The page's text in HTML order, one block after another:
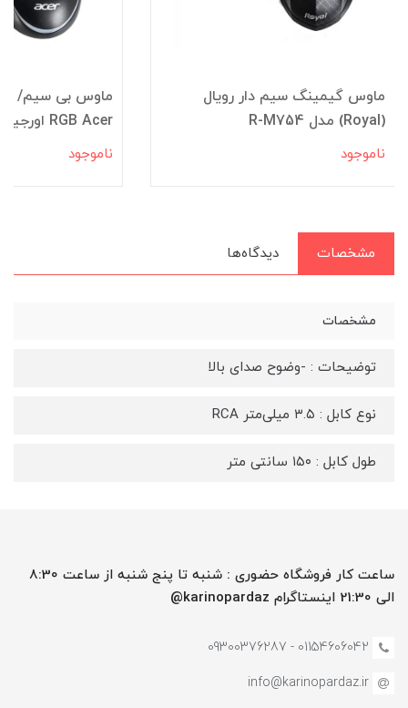
ماوس گیمینگ سیم دار رویال
(Royal) مدل R-M754
ناموجود
RGB Acer اورجینال مدل OMR222
ناموجود
مشخصات دیدگاه‌ها
مشخصات
توضیحات : -وضوح صدای بالا
نوع کابل : ۳.۵ میلی‌متر RCA
طول کابل : ۱۵۰ سانتی متر
ساعت کار فروشگاه حضوری : شنبه تا پنج شنبه از ساعت 8:30
الی 21:30 اینستاگرام karinopardaz@
01154606042 - 09300376287
info@karinopardaz.ir